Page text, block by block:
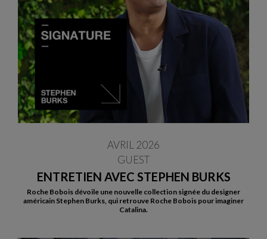
ENTRETIEN AVEC STEPHEN BURKS
AVRIL 2026
GUEST
Roche Bobois dévoile une nouvelle collection signée du designer
américain Stephen Burks, qui retrouve Roche Bobois pour imaginer
Catalina.